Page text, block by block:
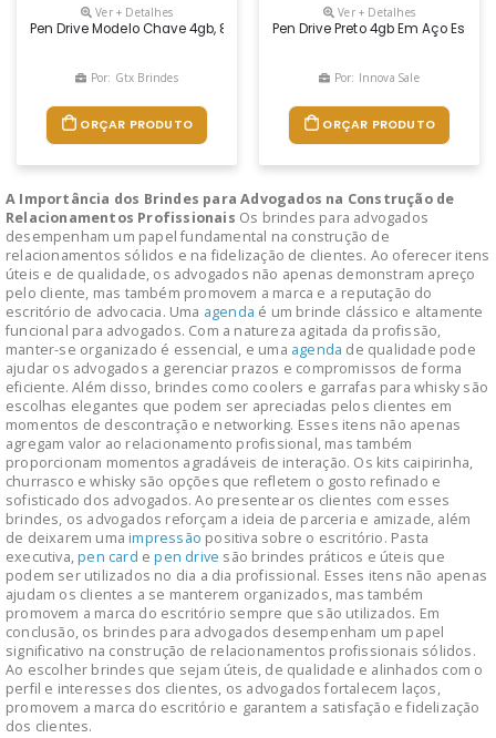
Ver + Detalhes
Pen Drive Modelo Chave 4gb, 8gb, 16gb. Pen Drive Gravação A Laser.
Por: Gtx Brindes
ORÇAR PRODUTO
Ver + Detalhes
Pen Drive Preto 4gb Em Aço
Por: Innova Sale
ORÇAR PRODUTO
A Importância dos Brindes para Advogados na Construção de
Relacionamentos Profissionais Os brindes para advogados
desempenham um papel fundamental na construção de
relacionamentos sólidos e na fidelização de clientes. Ao oferecer itens
úteis e de qualidade, os advogados não apenas demonstram apreço
pelo cliente, mas também promovem a marca e a reputação do
escritório de advocacia. Uma agenda é um brinde clássico e altamente
funcional para advogados. Com a natureza agitada da profissão,
manter-se organizado é essencial, e uma agenda de qualidade pode
ajudar os advogados a gerenciar prazos e compromissos de forma
eficiente. Além disso, brindes como coolers e garrafas para whisky são
escolhas elegantes que podem ser apreciadas pelos clientes em
momentos de descontração e networking. Esses itens não apenas
agregam valor ao relacionamento profissional, mas também
proporcionam momentos agradáveis de interação. Os kits caipirinha,
churrasco e whisky são opções que refletem o gosto refinado e
sofisticado dos advogados. Ao presentear os clientes com esses
brindes, os advogados reforçam a ideia de parceria e amizade, além
de deixarem umaimpressão positiva sobre o escritório. Pasta
executiva,pen card epen drive são brindes práticos e úteis que
podem ser utilizados no dia a dia profissional. Esses itens não apenas
ajudam os clientes a se manterem organizados, mas também
promovem a marca do escritório sempre que são utilizados. Em
conclusão, os brindes para advogados desempenham um papel
significativo na construção de relacionamentos profissionais sólidos.
Ao escolher brindes que sejam úteis, de qualidade e alinhados com o
perfil e interesses dos clientes, os advogados fortalecem laços,
promovem a marca do escritório e garantem a satisfação e fidelização
dos clientes.